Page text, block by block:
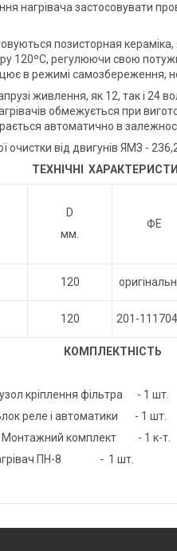
нагрівача застосовувати
позисторная
120ºС, регулюючи свою
в режимі самозбереження,
живлення, як 12, так і 24
обмежується при
автоматично в
від двигунів ЯМЗ -
ТЕХНІЧНІ
D
мм.
ФЕ
120
120 201-
КОМПЛЕКТНІСТЬ
фільтра - 1 шт.
і автоматики - 1 шт.
комплект - 1 к-т.
Нагрівач ПН-8 - 1 шт.